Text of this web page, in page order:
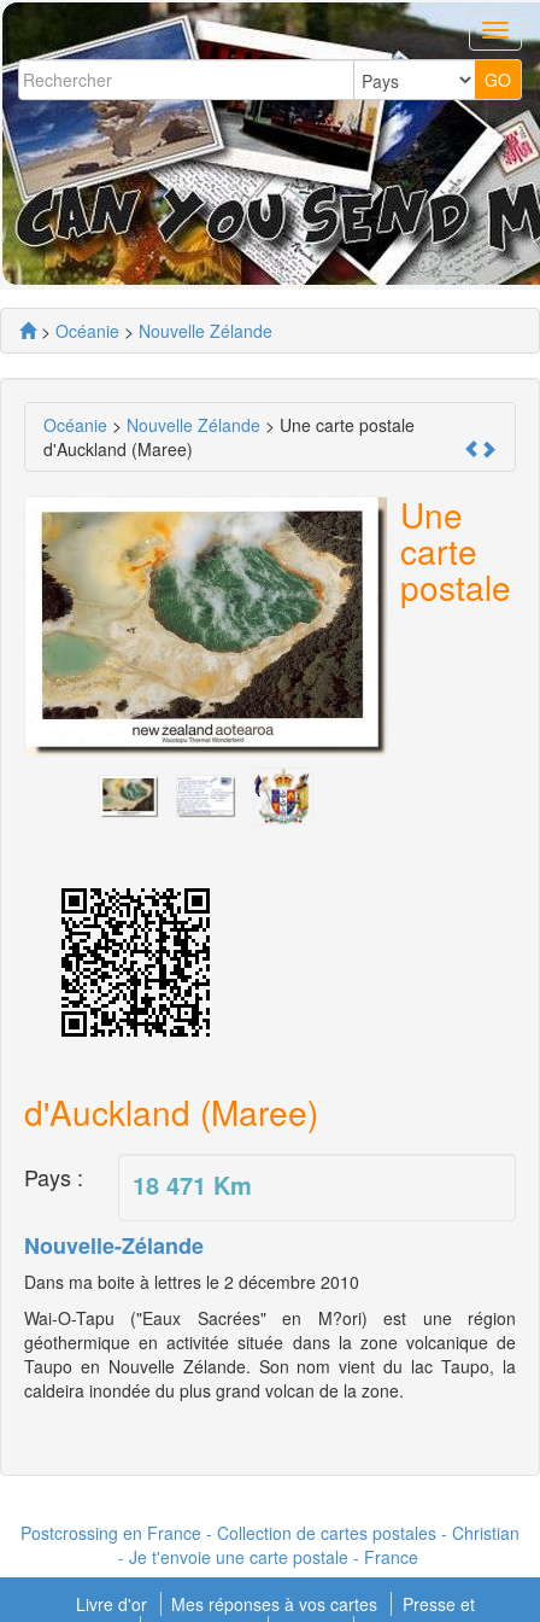
> Océanie > Nouvelle Zélande
Océanie > Nouvelle Zélande > Une carte postale
d'Auckland (Maree)
Une
carte
postale
d'Auckland (Maree)
18 471 Km
Pays :
Nouvelle-Zélande
Dans ma boite à lettres le 2 décembre 2010
Wai-O-Tapu ("Eaux Sacrées" en M?ori) est une région
géothermique en activitée située dans la zone volcanique de
Taupo en Nouvelle Zélande. Son nom vient du lac Taupo, la
caldeira inondée du plus grand volcan de la zone.
Postcrossing en France - Collection de cartes postales - Christian
- Je t'envoie une carte postale - France
Livre d'or
Mes réponses à vos cartes
Presse et